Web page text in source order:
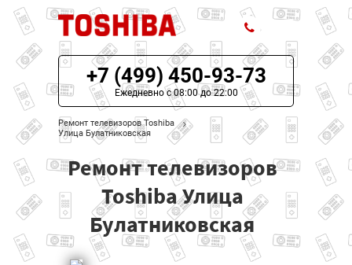
ЦЕНЫ НА РЕМОНТ
О СЕРВИСЕ
МОДЕЛИ TOSHIBA
НАШИ КОНТАКТЫ
+7 (499) 450-93-73
Ежедневно с 08:00 до 22:00
Ремонт телевизоров Toshiba
Улица Булатниковская
Ремонт телевизоров
Toshiba Улица
Булатниковская